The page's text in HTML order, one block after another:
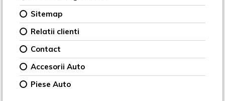
Sitemap
Relatii clienti
Contact
Accesorii Auto
Piese Auto